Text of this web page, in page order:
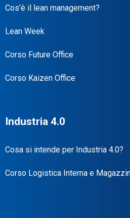
Cos’è il lean management?
Lean Week
Corso Future Office
Corso Kaizen Office
Industria 4.0
Cosa si intende per Industria 4.0?
Corso Logistica Interna e